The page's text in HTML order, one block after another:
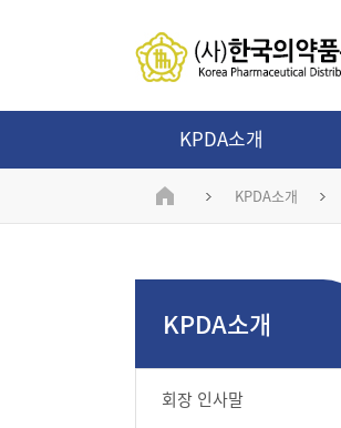
KPDA소개
KPDA소개
KPDA소개
회장 인사말